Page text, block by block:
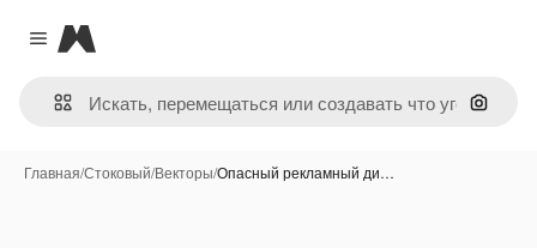
Close menu
Magnific
Поиск
Главная/Стоковый/Векторы/Опасный рекламный ди…